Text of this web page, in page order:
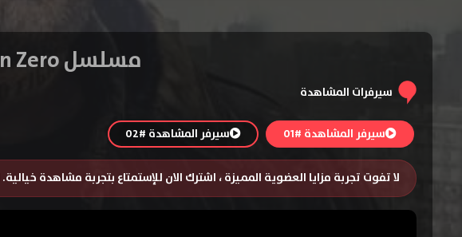
مسلسل Section Zero الموسم الاول – الحلقة 7
سيرفرات المشاهدة
سيرفر المشاهدة #01 سيرفر المشاهدة #02
لا تفوت تجربة مزايا العضوية المميزة ، اشترك الان للإستمتاع بتجربة مشاهدة خيالية.